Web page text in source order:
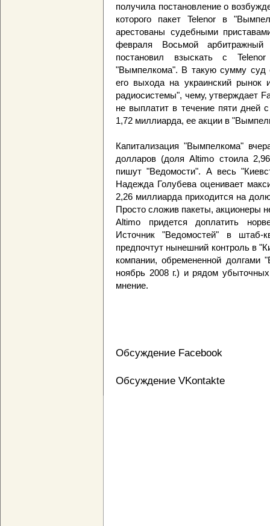
получила постановление о
которого пакет Telenor в
арестованы судебными
февраля Восьмой
постановил взыскать с
"Вымпелкома". В такую сумму суд
его выхода на украинский рынок
радиосистемы", чему, утверждает
не выплатит в течение пяти дней
1,72 миллиарда, ее акции в
Капитализация "Вымпелкома"
долларов (доля Altimo стоила
пишут "Ведомости". А весь
Надежда Голубева оценивает
2,26 миллиарда приходится на
Просто сложив пакеты, акционеры
Altimo придется доплатить
Источник "Ведомостей" в штаб-
предпочтут нынешний контроль в
компании, обремененной
ноябрь 2008 г.) и рядом
мнение.
Обсуждение Facebook
Обсуждение VKontakte